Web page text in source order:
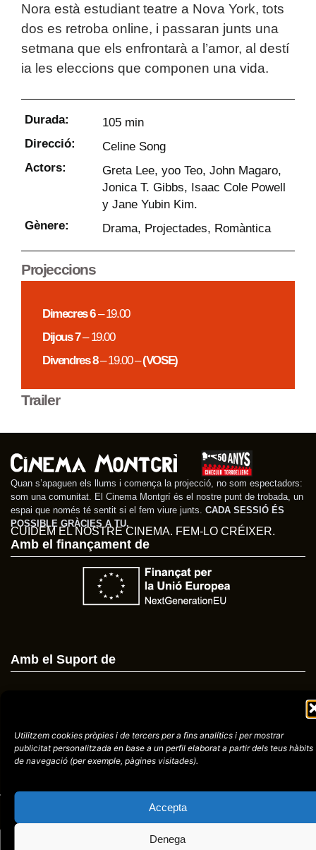
Utilitzem cookies pròpies i de tercers per a fins analítics i per mostrar
publicitatpersonalitzada en base a un perfil elaborat a partir dels teus hàbits
de navegació (perexemple, pàgines visitades).
Accepta
Denega
Nora està estudiant teatre a Nova York, tots
dos es retroba online, i passaran junts una
setmana que els enfrontarà a l’amor, al destí
ia les eleccions que componen una vida.
Durada:
105 min
Direcció:
Celine Song
Actors:
Greta Lee, yoo Teo, John Magaro,
Jonica T. Gibbs, Isaac Cole Powell
y Jane Yubin Kim.
Gènere:
Drama, Projectades, Romàntica
Projeccions
Dimecres 6– 19.00
Dijous 7– 19.00
Divendres 8– 19.00 –(VOSE)
Trailer
Quan s’apaguen els llums i comença la projecció, no som espectadors:
som una comunitat. El Cinema Montgrí és el nostre punt de trobada, un
espai que només té sentit si el fem viure junts. CADA SESSIÓ ÉS
POSSIBLE GRÀCIES A TU.
CUIDEM EL NOSTRE CINEMA. FEM-LO CRÉIXER.
Amb el finançament de
Amb el Suport de
Avís
legal
Política de
Privacitat
972758396
placid.cat